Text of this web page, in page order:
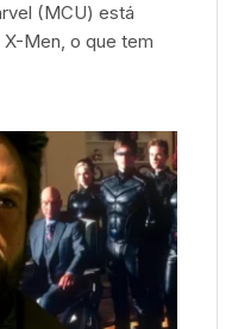
(MCU) está
Men, o que tem